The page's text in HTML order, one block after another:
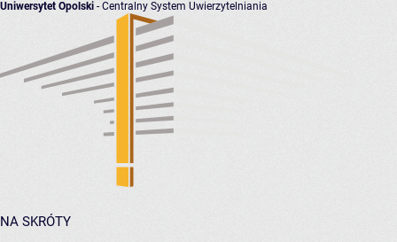
Uniwersytet Opolski - Centralny System Uwierzytelniania
NA SKRÓTY